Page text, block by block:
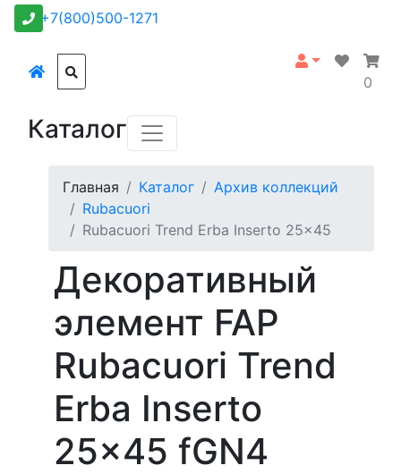
+7(800)500-1271
0
Каталог
Главная Каталог
Архив коллекций
Rubacuori
Rubacuori Trend Erba Inserto 25x45
Декоративный
элемент FAP
Rubacuori Trend
Erba Inserto
25x45 fGN4